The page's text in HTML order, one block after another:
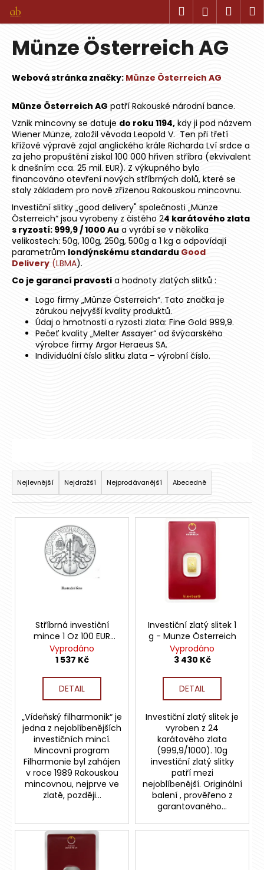
Přejít
obsah
Hledat
Münze Österreich AG
Webová stránka značky: Münze Österreich AG
Münze Österreich AG patří Rakouské národní bance.
Vznik mincovny se datuje do roku 1194, kdy ji pod názvem
Wiener Münze, založil vévoda Leopold V. Ten při třetí
křížové výpravě zajal anglického krále Richarda Lví srdce a
za jeho propuštění získal 100 000 hřiven stříbra (ekvivalent
k dnešním cca. 25 mil. EUR). Z výkupného bylo
financováno otevření nových stříbrných dolů, které se
staly základem pro nově zřízenou Rakouskou mincovnu.
Investiční slitky „good delivery" společnosti „Münze
Österreich“ jsou vyrobeny z čistého 24 karátového zlata
s ryzostí: 999,9 / 1000 Au a vyrábí se v několika
velikostech: 50g, 100g, 250g, 500g a 1 kg a odpovídají
parametrům londýnskému standardu Good
Delivery (LBMA).
Co je garancí pravosti a hodnoty zlatých slitků :
Logo firmy „Münze Österreich“. Tato značka je
zárukou nejvyšší kvality produktů.
Údaj o hmotnosti a ryzosti zlata: Fine Gold 999,9.
Pečeť kvality „Melter Assayer“ od švýcarského
výrobce firmy Argor Heraeus SA.
Individuální číslo slitku zlata – výrobní číslo.
Ř
a
z
e
Nejlevnější Nejdražší Nejprodávanější Abecedně
V
Stříbrná investiční
mince 1 Oz 100 EUR
Wiener Philharmoniker
Vyprodáno
1 537 Kč
DETAIL
„Vídeňský filharmonik“ je
jedna z nejoblíbenějších
investičních mincí.
Mincovní program
Filharmonie byl zahájen
v roce 1989 Rakouskou
mincovnou, nejprve ve
zlatě, později...
Investiční zlatý slitek 1
g - Munze Österreich
Vyprodáno
3 430 Kč
DETAIL
Investiční zlatý slitek je
vyroben z 24
karátového zlata
(999,9/1000). 10g
investiční zlatý slitky
patří mezi
nejoblíbenější. Originální
balení , prověřeno z
garantovaného...
o
o
o
t
ř
e
b
u
j
e
t
e
n
a
p
o
r
u
INVESTIČNÍ
ZLATÝ
ARGOR
689